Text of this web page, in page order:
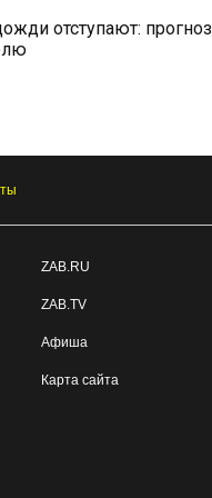
отступают: прогноз
ZAB.RU
ZAB.TV
Афиша
Карта сайта